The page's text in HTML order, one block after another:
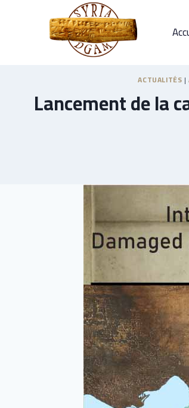
ACTUALITÉS |
Lancement de la